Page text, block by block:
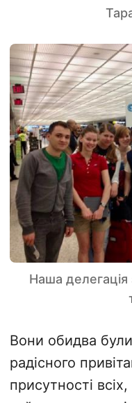
Наша делегація
Вони обидва
радісного
присутності